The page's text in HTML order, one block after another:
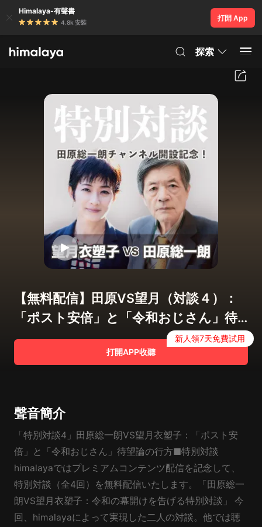
Himalaya-有聲書
4.8k 安裝
打開 App
探索
【無料配信】田原VS望月（対談４）：
「ポスト安倍」と「令和おじさん」待
望論の行方
打開APP收聽
新人領7天免費試用
聲音簡介
「特別対談4」田原総一朗VS望月衣塑子：「ポスト安
倍」と「令和おじさん」待望論の行方■特別対談
himalayaではプレミアムコンテンツ配信を記念して、
特別対談（全4回）を無料配信いたします。「田原総一
朗VS望月衣塑子：令和の幕開けを告げる特別対談」 今
回、himalayaによって実現した二人の対談。他では聴